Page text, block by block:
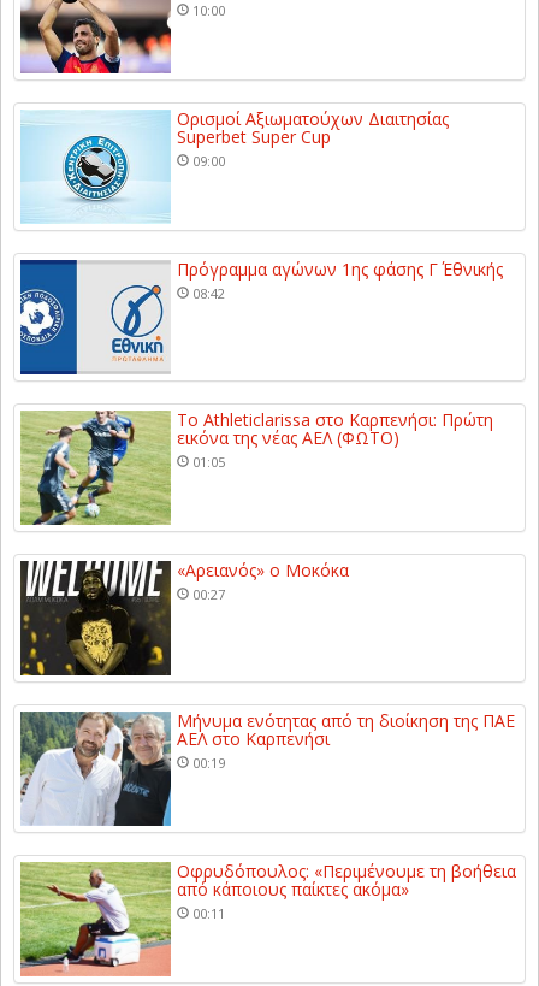
10:00
Ορισμοί Αξιωματούχων Διαιτησίας
Superbet Super Cup
09:00
Πρόγραμμα αγώνων 1ης φάσης Γ΄ Εθνικής
08:42
Το Athleticlarissa στο Καρπενήσι: Πρώτη
εικόνα της νέας ΑΕΛ (ΦΩΤΟ)
01:05
«Αρειανός» ο Μοκόκα
00:27
Μήνυμα ενότητας από τη διοίκηση της ΠΑΕ
ΑΕΛ στο Καρπενήσι
00:19
Οφρυδόπουλος: «Περιμένουμε τη βοήθεια
από κάποιους παίκτες ακόμα»
00:11